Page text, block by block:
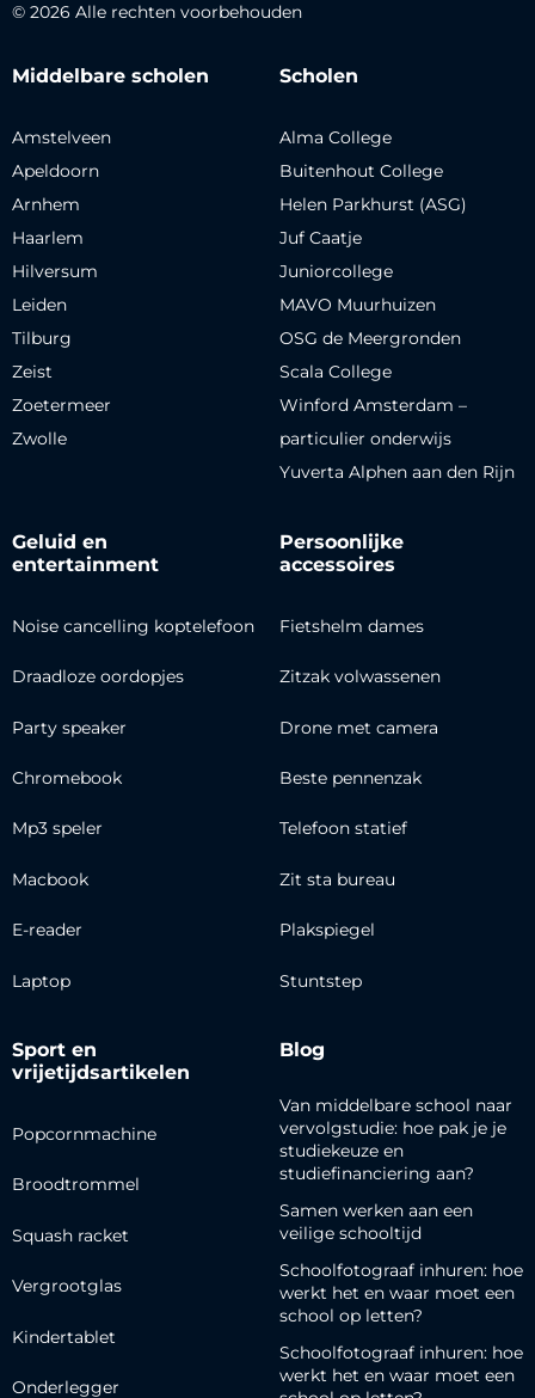
© 2026 Alle rechten voorbehouden
Middelbare scholen
Amstelveen
Apeldoorn
Arnhem
Haarlem
Hilversum
Leiden
Tilburg
Zeist
Zoetermeer
Zwolle
Scholen
Alma College
Buitenhout College
Helen Parkhurst (ASG)
Juf Caatje
Juniorcollege
MAVO Muurhuizen
OSG de Meergronden
Scala College
Winford Amsterdam –
particulier onderwijs
Yuverta Alphen aan den Rijn
Geluid en
entertainment
Noise cancelling koptelefoon
Draadloze oordopjes
Party speaker
Chromebook
Mp3 speler
Macbook
E-reader
Laptop
Persoonlijke
accessoires
Fietshelm dames
Zitzak volwassenen
Drone met camera
Beste pennenzak
Telefoon statief
Zit sta bureau
Plakspiegel
Stuntstep
Sport en
vrijetijdsartikelen
Popcornmachine
Broodtrommel
Squash racket
Vergrootglas
Kindertablet
Onderlegger
Blog
Van middelbare school naar
vervolgstudie: hoe pak je je
studiekeuze en
studiefinanciering aan?
Samen werken aan een
veilige schooltijd
Schoolfotograaf inhuren: hoe
werkt het en waar moet een
school op letten?
Schoolfotograaf inhuren: hoe
werkt het en waar moet een